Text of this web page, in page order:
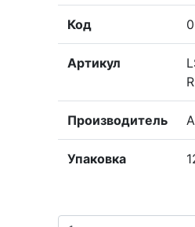
Код
Артикул
Производитель
Упаковка